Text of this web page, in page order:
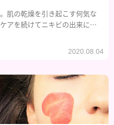
肌の乾燥を引き起こす何気な
アを続けてニキビの出来にく
2020.08.04